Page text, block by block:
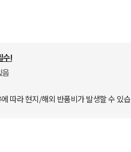
수!
음
따라 현지/해외 반품비가 발생할 수 있